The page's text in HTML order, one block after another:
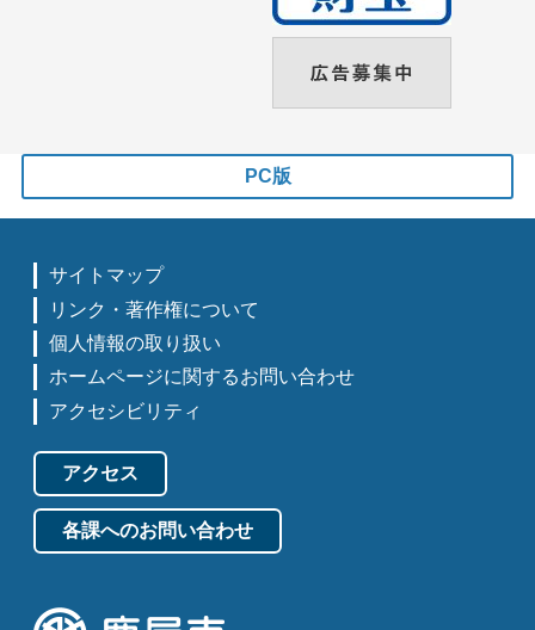
PC版
サイトマップ
リンク・著作権について
個人情報の取り扱い
ホームページに関するお問い合わせ
アクセシビリティ
アクセス
各課へのお問い合わせ